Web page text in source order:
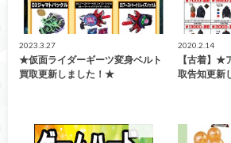
2023.3.27
★仮面ライダーギーツ変身ベルト
買取更新しました！★
2020.2.14
【古着】★
買取告知